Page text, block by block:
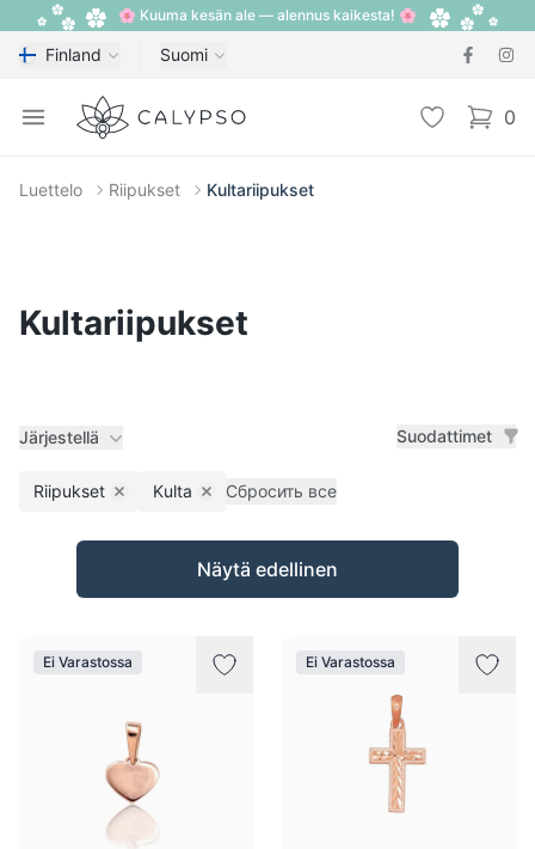
🌸 Kuuma kesän ale — alennus kaikesta! 🌸
Finland Suomi
Open menu
Calypso Toivelista 0
items
Luettelo Riipukset Kultariipukset
Kultariipukset
Järjestellä Suodattimet
Riipukset Remove filter
Kulta Remove filter
Сбросить все
Tuotteet
Näytä edellinen
Ei Varastossa Ei Varastossa